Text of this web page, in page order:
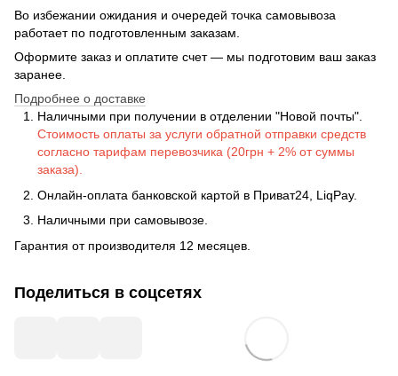
Во избежании ожидания и очередей точка самовывоза
работает по подготовленным заказам.
Оформите заказ и оплатите счет — мы подготовим ваш заказ
заранее.
Подробнее о доставке
Наличными при получении в отделении "Новой почты".
Стоимость оплаты за услуги обратной отправки средств
согласно тарифам перевозчика (20грн + 2% от суммы
заказа).
Онлайн-оплата банковской картой в Приват24, LiqPay.
Наличными при самовывозе.
Гарантия от производителя 12 месяцев.
Поделиться в соцсетях